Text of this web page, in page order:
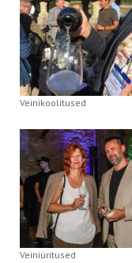
Veinikoolitused
Veiniüritused